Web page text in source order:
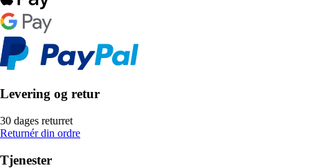
Levering og retur
30 dages returret
Returnér din ordre
Tjenester